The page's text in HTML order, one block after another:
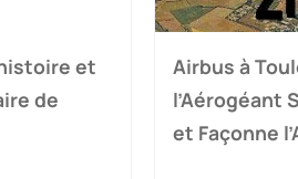
et
de
Airbus à
l’Aérogéant
et Façonne